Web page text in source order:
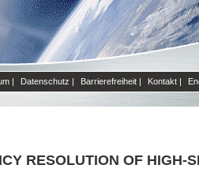
| Datenschutz | Barrierefreiheit | Kontakt |
RESOLUTION OF HIGH-